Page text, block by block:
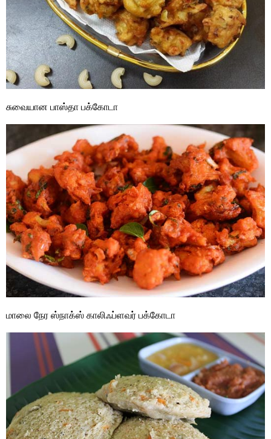
சுவையான பாஸ்தா பக்கோடா
மாலை நேர ஸ்நாக்ஸ் காலிஃப்ளவர் பக்கோடா